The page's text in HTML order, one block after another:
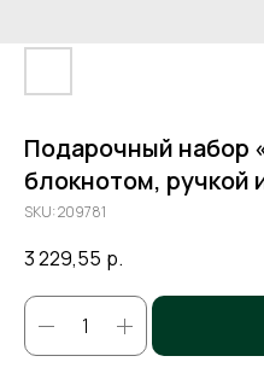
Подарочный набор
блокнотом, ручкой
SKU:209781
3 229,55 р.